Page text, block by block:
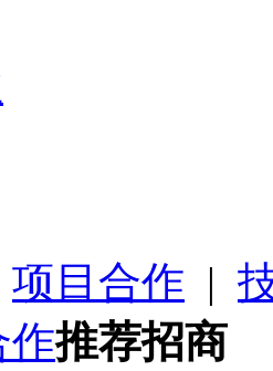
项目合作 |
作推荐招商